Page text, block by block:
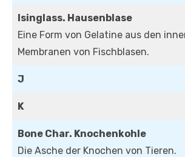
Isinglass. Hausenblase
Eine Form von Gelatine aus den
Membranen von Fischblasen.
J
K
Bone Char. Knochenkohle
Die Asche der Knochen von Tieren.